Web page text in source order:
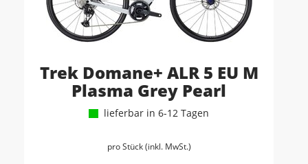
Trek Domane+ ALR 5 EU M
Plasma Grey Pearl
lieferbar in 6-12 Tagen
pro Stück (inkl. MwSt.)